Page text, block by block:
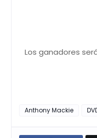
Los ganadores
Anthony Mackie